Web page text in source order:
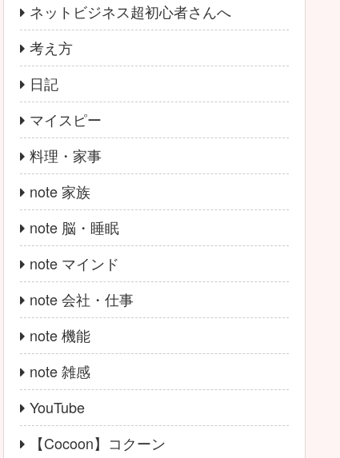
ネットビジネス超初心者さんへ
考え方
日記
マイスピー
料理・家事
note 家族
note 脳・睡眠
note マインド
note 会社・仕事
note 機能
note 雑感
YouTube
【Cocoon】コクーン